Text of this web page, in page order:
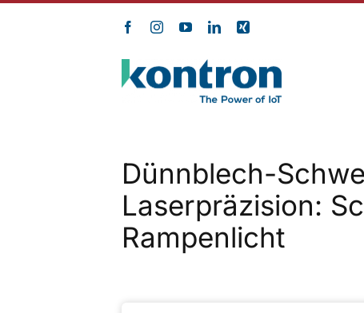
Dünnblech-
Laserpräzision:
Rampenlicht